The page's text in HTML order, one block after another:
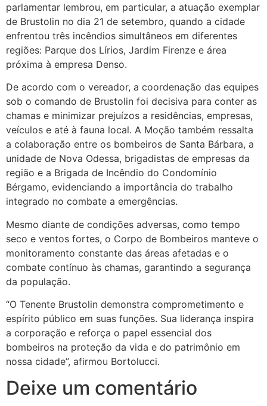
parlamentar lembrou, em particular, a atuação exemplar
de Brustolin no dia 21 de setembro, quando a cidade
enfrentou três incêndios simultâneos em diferentes
regiões: Parque dos Lírios, Jardim Firenze e área
próxima à empresa Denso.
De acordo com o vereador, a coordenação das equipes
sob o comando de Brustolin foi decisiva para conter as
chamas e minimizar prejuízos a residências, empresas,
veículos e até à fauna local. A Moção também ressalta
a colaboração entre os bombeiros de Santa Bárbara, a
unidade de Nova Odessa, brigadistas de empresas da
região e a Brigada de Incêndio do Condomínio
Bérgamo, evidenciando a importância do trabalho
integrado no combate a emergências.
Mesmo diante de condições adversas, como tempo
seco e ventos fortes, o Corpo de Bombeiros manteve o
monitoramento constante das áreas afetadas e o
combate contínuo às chamas, garantindo a segurança
da população.
“O Tenente Brustolin demonstra comprometimento e
espírito público em suas funções. Sua liderança inspira
a corporação e reforça o papel essencial dos
bombeiros na proteção da vida e do patrimônio em
nossa cidade”, afirmou Bortolucci.
Deixe um comentário